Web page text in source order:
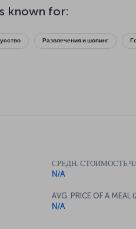
known for:
Развлечения и шопинг
СРЕДН. СТОИМОСТЬ
N/A
AVG. PRICE OF A MEAL
N/A